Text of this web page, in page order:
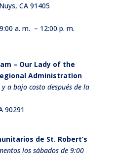
CA 91405
a. m. – 12:00 p. m.
– Our Lady of the
Administration
a bajo costo después de la
90291
de St. Robert’s
los sábados de 9:00